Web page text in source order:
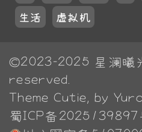
生活
虚拟机
©2023-2025 星澜曦
reserved.
Theme Cutie, by
蜀ICP备2025139897